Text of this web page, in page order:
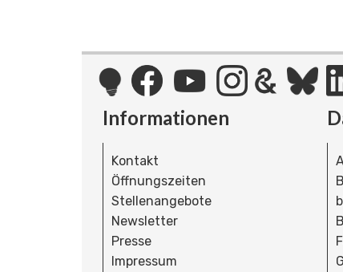
Informationen
Kontakt
Öffnungszeiten
Stellenangebote
Newsletter
Presse
Impressum